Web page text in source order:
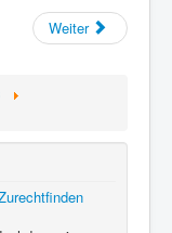
Weiter